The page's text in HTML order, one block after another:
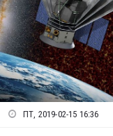
ПТ, 2019-02-15 16:36